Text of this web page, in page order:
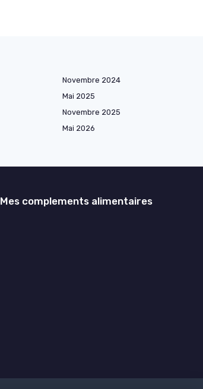
Novembre 2024
Mai 2025
Novembre 2025
Mai 2026
Mes complements alimentaires